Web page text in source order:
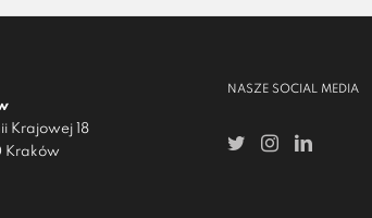
Krajowej 18
Kraków
NASZE SOCIAL MEDIA